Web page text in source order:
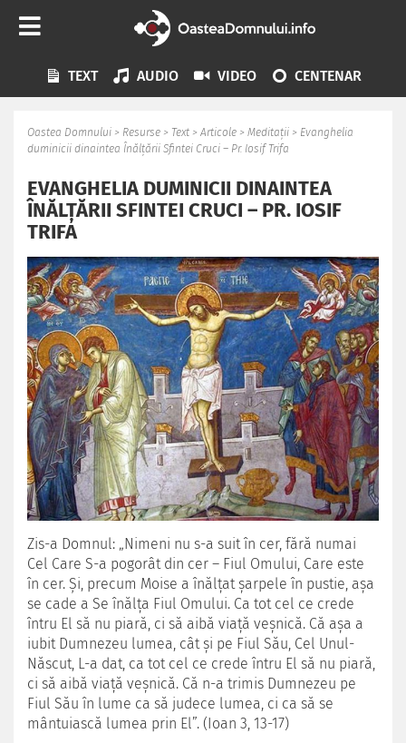
TEXT AUDIO VIDEO CENTENAR
Oastea Domnului > Resurse > Text > Articole > Meditații > Evanghelia
duminicii dinaintea Înălțării Sfintei Cruci – Pr. Iosif Trifa
EVANGHELIA DUMINICII DINAINTEA
ÎNĂLȚĂRII SFINTEI CRUCI – PR. IOSIF
TRIFA
Zis-a Domnul: „Nimeni nu s-a suit în cer, fără numai
Cel Care S-a pogorât din cer – Fiul Omului, Care este
în cer. Şi, precum Moise a înălţat şarpele în pustie, aşa
se cade a Se înălţa Fiul Omului. Ca tot cel ce crede
întru El să nu piară, ci să aibă viaţă veşnică. Că aşa a
iubit Dumnezeu lumea, cât şi pe Fiul Său, Cel Unul-
Născut, L-a dat, ca tot cel ce crede întru El să nu piară,
ci să aibă viaţă veşnică. Că n-a trimis Dumnezeu pe
Fiul Său în lume ca să judece lumea, ci ca să se
mântuiască lumea prin El”. (Ioan 3, 13-17)